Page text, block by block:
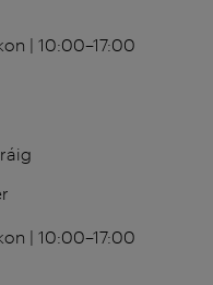
| 10:00–17:00
| 10:00–17:00